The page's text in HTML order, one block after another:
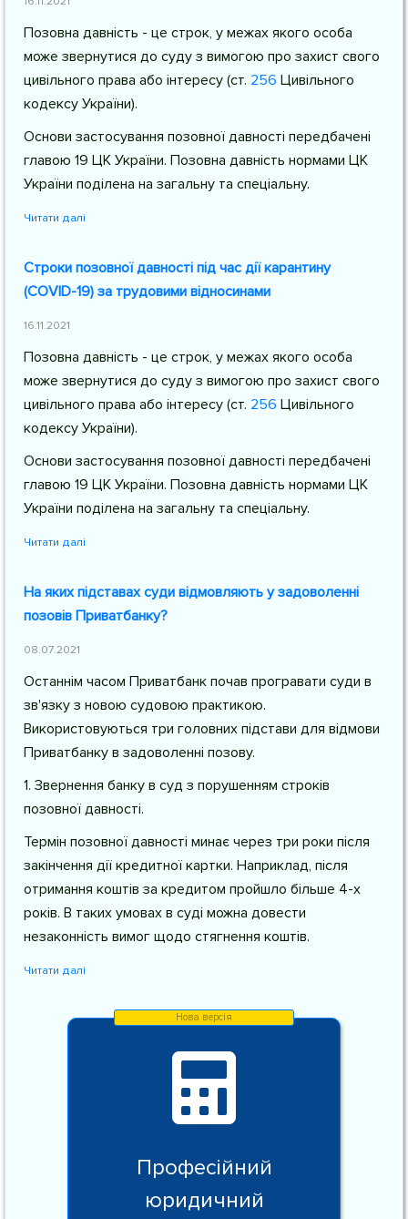
Позовна давність - це строк, у межах якого особа
може звернутися до суду з вимогою про захист свого
цивільного права або інтересу (ст. 256 Цивільного
кодексу України).
Основи застосування позовної давності передбачені
главою 19 ЦК України. Позовна давність нормами ЦК
України поділена на загальну та спеціальну.
Читати далі
Строки позовної давності під час дії карантину
(COVID-19) за трудовими відносинами
16.11.2021
Позовна давність - це строк, у межах якого особа
може звернутися до суду з вимогою про захист свого
цивільного права або інтересу (ст. 256 Цивільного
кодексу України).
Основи застосування позовної давності передбачені
главою 19 ЦК України. Позовна давність нормами ЦК
України поділена на загальну та спеціальну.
Читати далі
На яких підставах суди відмовляють у задоволенні
позовів Приватбанку?
08.07.2021
Останнім часом Приватбанк почав програвати суди в
зв'язку з новою судовою практикою.
Використовуються три головних підстави для відмови
Приватбанку в задоволенні позову.
1. Звернення банку в суд з порушенням строків
позовної давності.
Термін позовної давності минає через три роки після
закінчення дії кредитної картки. Наприклад, після
отримання коштів за кредитом пройшло більше 4-х
років. В таких умовах в суді можна довести
незаконність вимог щодо стягнення коштів.
Читати далі
Професійний
юридичний